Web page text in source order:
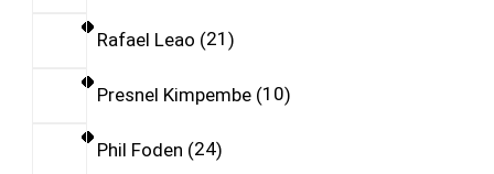
Rafael Leao 21
Presnel Kimpembe 10
Phil Foden 24